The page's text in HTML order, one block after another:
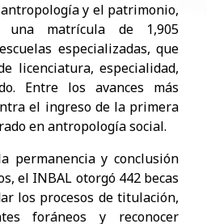
y el patrimonio,
matrícula de 1,905
especializadas, que
licenciatura, especialidad,
Entre los avances más
el ingreso de la primera
en antropología social.
y conclusión
el INBAL otorgó 442 becas
los procesos de titulación,
foráneos y reconocer